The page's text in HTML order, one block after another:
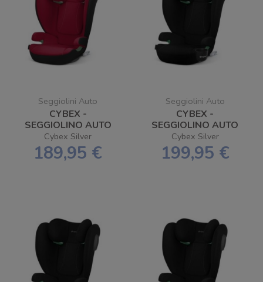
Seggiolini Auto
CYBEX -
SEGGIOLINO AUTO
SOLUTION B I-FIX -
SPEDIZIONE
GRATUITA
Cybex Silver
189,95 €
Seggiolini Auto
CYBEX -
SEGGIOLINO AUTO
SOLUTION B2 I-FIX -
SPEDIZIONE
GRATUITA
Cybex Silver
199,95 €